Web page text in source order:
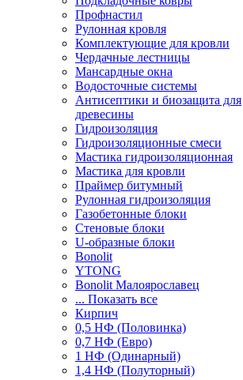
Профнастил
Рулонная кровля
Комплектующие для кровли
Чердачные лестницы
Мансардные окна
Водосточные системы
Антисептики и биозащита для
древесины
Гидроизоляция
Гидроизоляционные смеси
Мастика гидроизоляционная
Мастика для кровли
Праймер битумный
Рулонная гидроизоляция
Газобетонные блоки
Стеновые блоки
U-образные блоки
Bonolit
YTONG
Bonolit Малоярославец
... Показать все
Кирпич
0,5 НФ (Половинка)
0,7 НФ (Евро)
1 НФ (Одинарный)
1,4 НФ (Полуторный)